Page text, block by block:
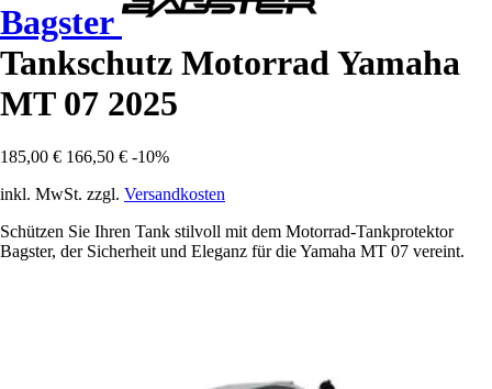
Bagster
Tankschutz Motorrad Yamaha
MT 07 2025
185,00 € 166,50 € -10%
inkl. MwSt. zzgl. Versandkosten
Schützen Sie Ihren Tank stilvoll mit dem Motorrad-Tankprotektor
Bagster, der Sicherheit und Eleganz für die Yamaha MT 07 vereint.